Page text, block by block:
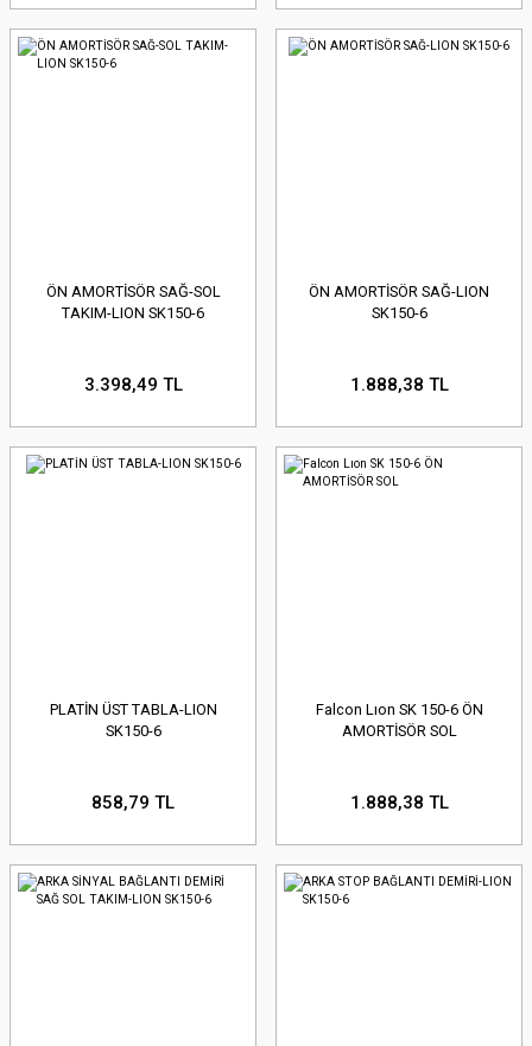
ÖN AMORTİSÖR SAĞ-SOL
TAKIM-LION SK150-6
3.398,49 TL
ÖN AMORTİSÖR SAĞ-LION
SK150-6
1.888,38 TL
PLATİN ÜST TABLA-LION
SK150-6
858,79 TL
Falcon Lıon SK 150-6 ÖN
AMORTİSÖR SOL
1.888,38 TL